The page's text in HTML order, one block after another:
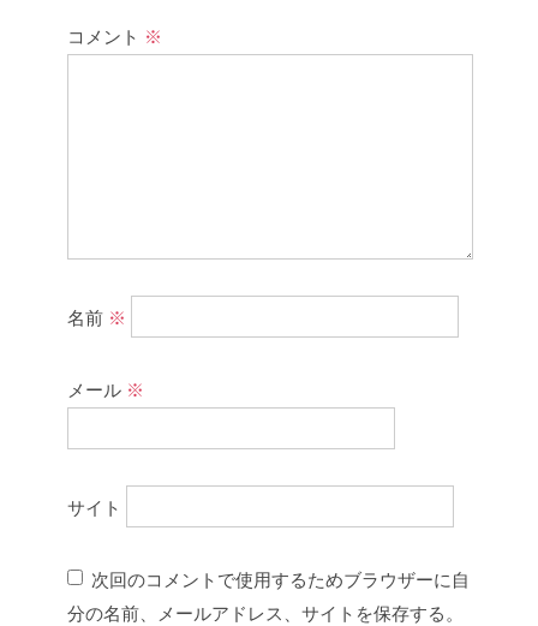
コメント ※
名前 ※
メール ※
サイト
次回のコメントで使用するためブラウザーに自
分の名前、メールアドレス、サイトを保存する。